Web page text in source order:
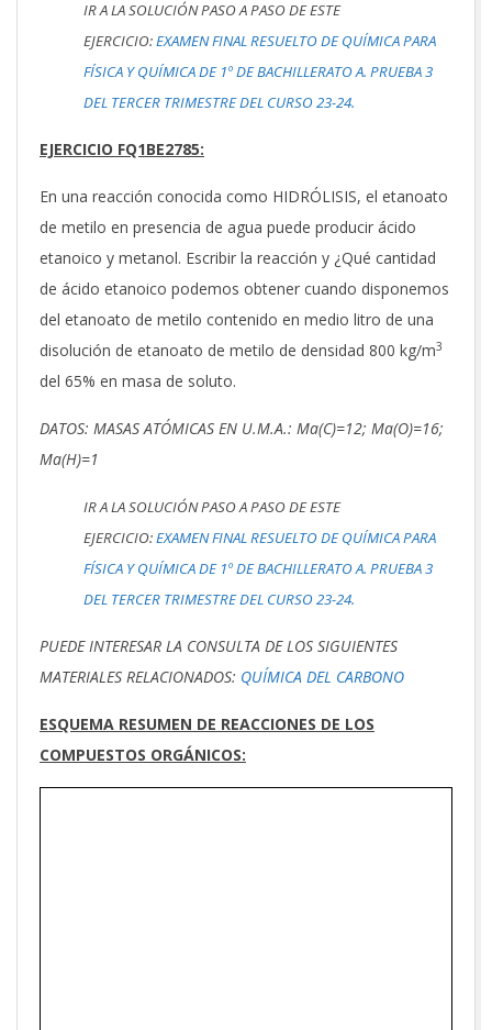
IR A LA SOLUCIÓN PASO A PASO DE ESTE
EJERCICIO:EXAMEN FINAL RESUELTO DE QUÍMICA PARA
FÍSICA Y QUÍMICA DE 1º DE BACHILLERATO A. PRUEBA 3
DEL TERCER TRIMESTRE DEL CURSO 23-24.
EJERCICIO FQ1BE2785:
En una reacción conocida como HIDRÓLISIS, el etanoato
de metilo en presencia de agua puede producir ácido
etanoico y metanol. Escribir la reacción y ¿Qué cantidad
de ácido etanoico podemos obtener cuando disponemos
del etanoato de metilo contenido en medio litro de una
disolución de etanoato de metilo de densidad 800 kg/m3
del 65% en masa de soluto.
DATOS: MASAS ATÓMICAS EN U.M.A.: Ma(C)=12; Ma(O)=16;
Ma(H)=1
IR A LA SOLUCIÓN PASO A PASO DE ESTE
EJERCICIO:EXAMEN FINAL RESUELTO DE QUÍMICA PARA
FÍSICA Y QUÍMICA DE 1º DE BACHILLERATO A. PRUEBA 3
DEL TERCER TRIMESTRE DEL CURSO 23-24.
PUEDE INTERESAR LA CONSULTA DE LOS SIGUIENTES
MATERIALES RELACIONADOS: QUÍMICA DEL CARBONO
ESQUEMA RESUMEN DE REACCIONES DE LOS
COMPUESTOS ORGÁNICOS: